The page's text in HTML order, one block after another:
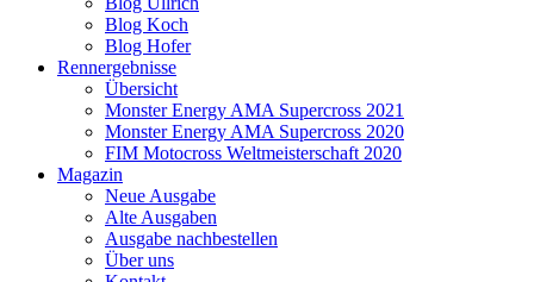
Blog Koch
Blog Hofer
Rennergebnisse
Übersicht
Monster Energy AMA Supercross 2021
Monster Energy AMA Supercross 2020
FIM Motocross Weltmeisterschaft 2020
Magazin
Neue Ausgabe
Alte Ausgaben
Ausgabe nachbestellen
Über uns